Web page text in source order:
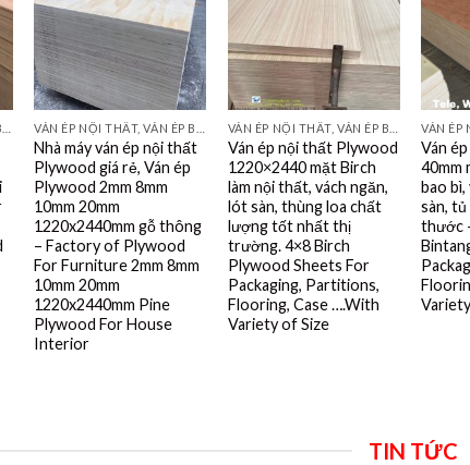
Nhà máy ván ép nội thất
Plywood giá rẻ, Ván ép
Plywood 2mm 8mm
10mm 20mm
1220x2440mm gỗ thông
– Factory of Plywood
For Furniture 2mm 8mm
10mm 20mm
1220x2440mm Pine
Plywood For House
Interior
Ván ép nội thất Plywood
1220×2440 mặt Birch
làm nội thất, vách ngăn,
lót sàn, thùng loa chất
lượng tốt nhất thị
trường. 4×8 Birch
Plywood Sheets For
Packaging, Partitions,
Flooring, Case ….With
Variety of Size
Ván
40mm
bao
sàn,
thước
TIN TỨC